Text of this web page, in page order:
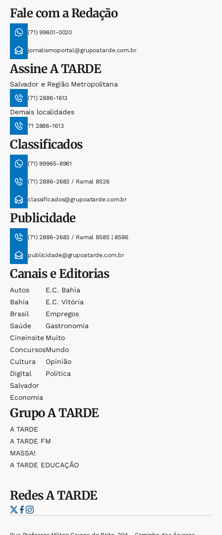
Fale com a Redação
(71) 99601-0020
jornalismoportal@grupoatarde.com.br
AssineA TARDE
Salvador e Região Metropolitana
(71) 2886-1613
Demais localidades
71 2886-1613
Classificados
(71) 99965-8961
(71) 2886-2683 / Ramal 8526
classificados@grupoatarde.com.br
Publicidade
(71) 2886-2683 / Ramal 8585 | 8586
publicidade@grupoatarde.com.br
Canais e Editorias
Autos
Bahia
Brasil
Saúde
Cineinsite
Concursos
Cultura
Digital
Salvador
Economia
E.c. Bahia
E.c. Vitória
Empregos
Gastronomia
Muito
Mundo
Opinião
Política
GrupoA TARDE
A TARDE
A TARDE FM
MASSA!
A TARDE EDUCAÇÃO
RedesA TARDE